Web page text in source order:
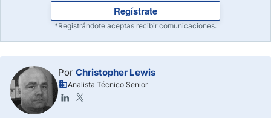
Regístrate
*Registrándote aceptas recibir comunicaciones.
Por Christopher Lewis
Analista Técnico Senior